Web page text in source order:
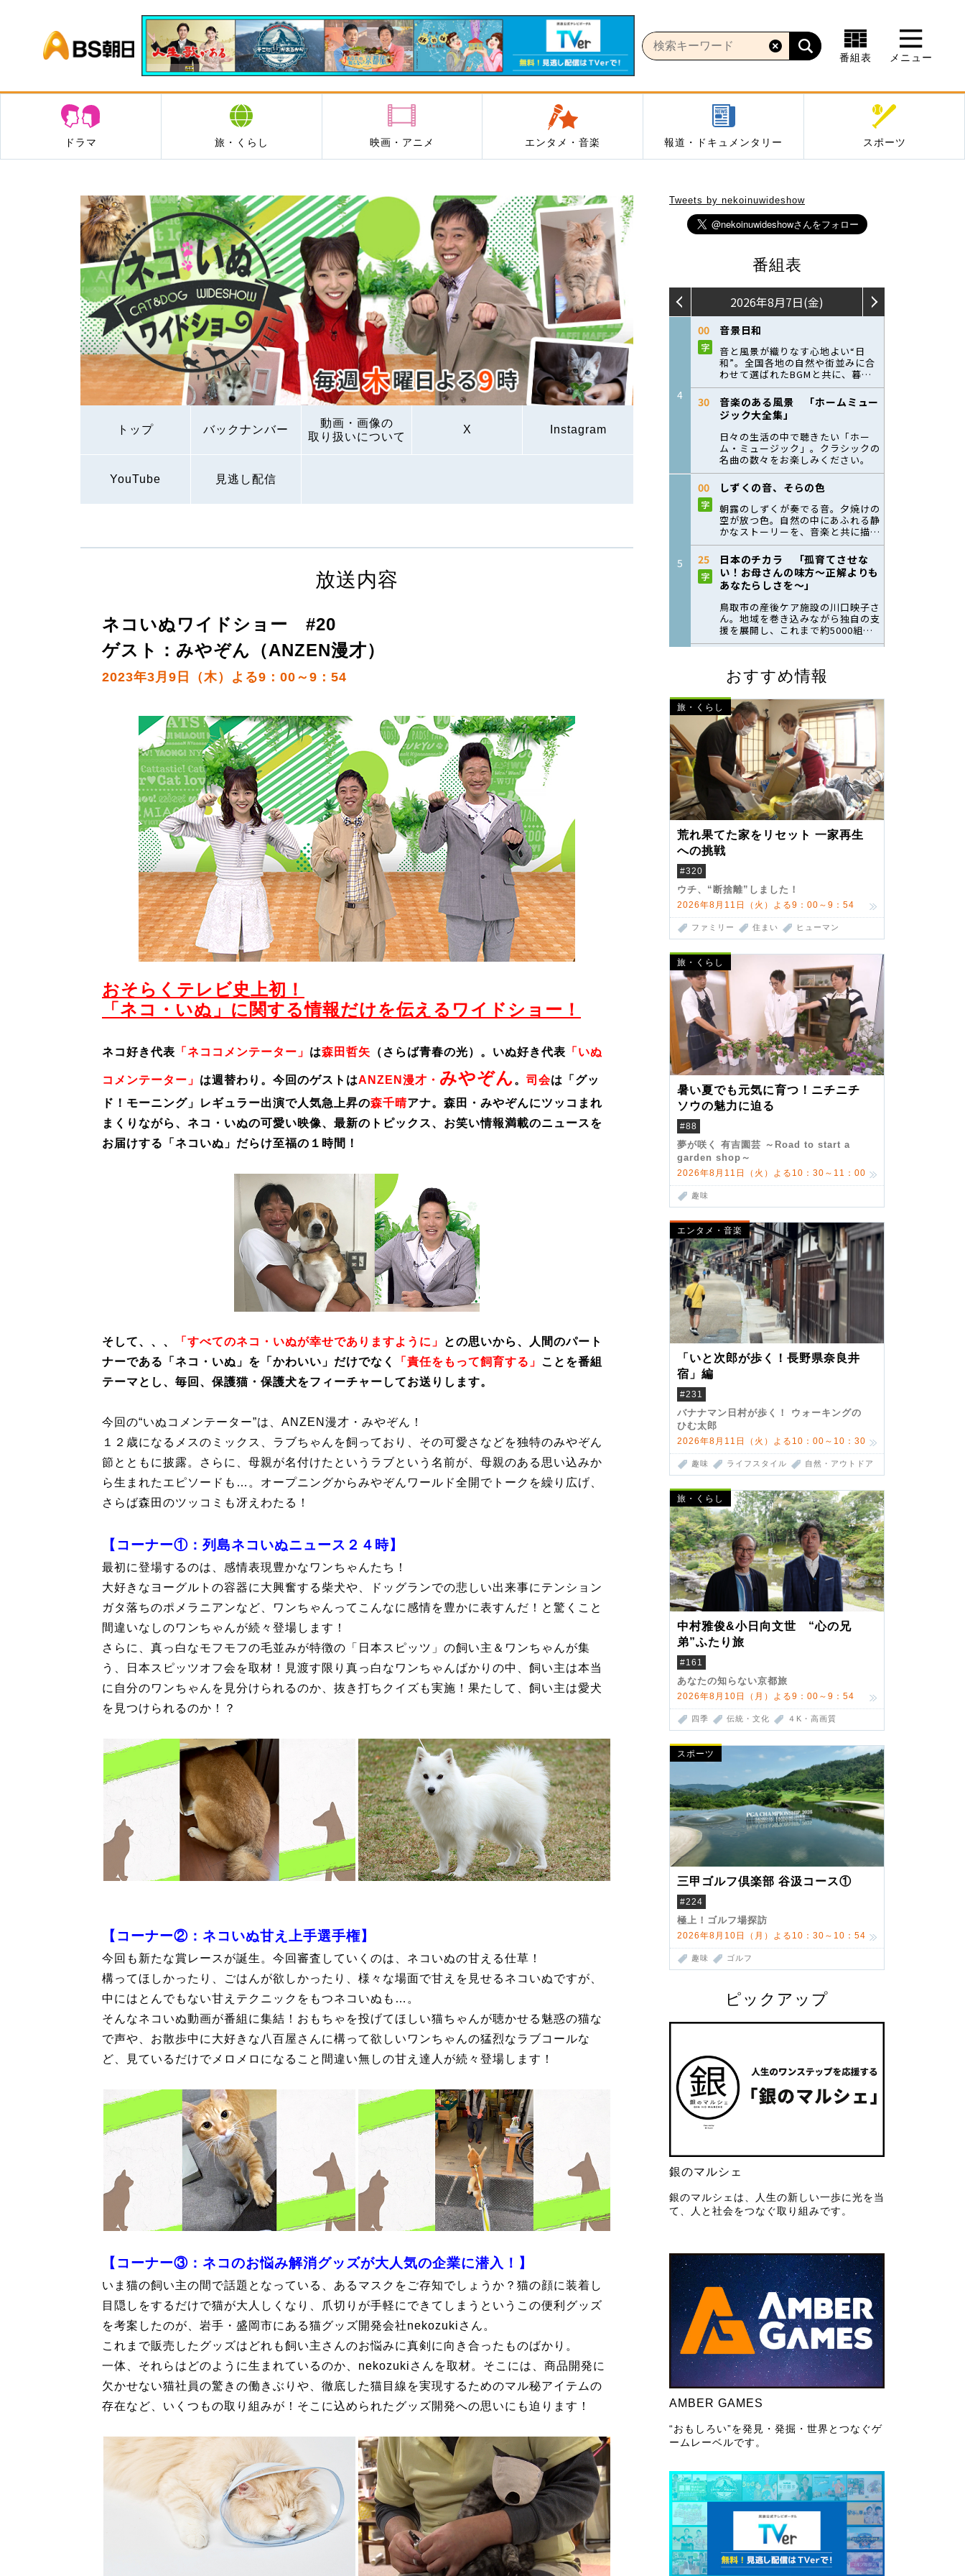
BS朝日
番組表 メニュー
ドラマ 旅・くらし 映画・アニメ エンタメ・音楽 報道・ドキュメンタリー スポーツ
トップ バックナンバー
動画・画像の
取り扱いについて
X Instagram
YouTube 見逃し配信
Tweets by nekoinuwideshow
番組表
おすすめ情報
旅・くらし
荒れ果てた家をリセット 一家再生
への挑戦
#320
ウチ、“断捨離”しました！
2026年8月11日（火）よる9：00～9：54
ファミリー 住まい ヒューマン
旅・くらし
暑い夏でも元気に育つ！ニチニチ
ソウの魅力に迫る
#88
夢が咲く 有吉園芸 ～Road to start a
garden shop～
2026年8月11日（火）よる10：30～11：00
趣味
エンタメ・音楽
「いと次郎が歩く！長野県奈良井
宿」編
#231
バナナマン日村が歩く！ ウォーキングの
ひむ太郎
2026年8月11日（火）よる10：00～10：30
趣味 ライフスタイル 自然・アウトドア
旅・くらし
中村雅俊&小日向文世 “心の兄
弟”ふたり旅
#161
あなたの知らない京都旅
2026年8月10日（月）よる9：00～9：54
四季 伝統・文化 ４K・高画質
スポーツ
三甲ゴルフ倶楽部 谷汲コース①
#224
極上！ゴルフ場探訪
2026年8月10日（月）よる10：30～10：54
趣味 ゴルフ
ピックアップ
銀のマルシェ
銀のマルシェは、人生の新しい一歩に光を当
て、人と社会をつなぐ取り組みです。
AMBER GAMES
“おもしろい”を発見・発掘・世界とつなぐゲ
ームレーベルです。
放送内容
ネコいぬワイドショー #20
ゲスト：みやぞん（ANZEN漫才）
2023年3月9日（木）よる9：00～9：54
おそらくテレビ史上初！
「ネコ・いぬ」に関する情報だけを伝えるワイドショー！
ネコ好き代表 「ネココメンテーター」 は森田哲矢 （さらば青春の光）。いぬ好き代表 「いぬ
コメンテーター」 は週替わり。今回のゲストはANZEN漫才・ みやぞん。 司会は「グッ
ド！モーニング」レギュラー出演で人気急上昇の森千晴アナ。森田・みやぞんにツッコまれ
まくりながら、ネコ・いぬの可愛い映像、最新のトピックス、お笑い情報満載のニュースを
お届けする「ネコいぬ」だらけ至福の１時間！
そして、、、 「すべてのネコ・いぬが幸せでありますように」
との思いから、人間のパート
ナーである「ネコ・いぬ」を「かわいい」だけでなく
「責任をもって飼育する」 ことを番組
テーマとし、毎回、保護猫・保護犬をフィーチャーしてお送りします。
今回の“いぬコメンテーター”は、ANZEN漫才・みやぞん！
１２歳になるメスのミックス、ラブちゃんを飼っており、その可愛さなどを独特のみやぞん
節とともに披露。さらに、母親が名付けたというラブという名前が、母親のある思い込みか
ら生まれたエピソードも…。オープニングからみやぞんワールド全開でトークを繰り広げ、
さらば森田のツッコミも冴えわたる！
【コーナー①：列島ネコいぬニュース２４時】
最初に登場するのは、感情表現豊かなワンちゃんたち！
大好きなヨーグルトの容器に大興奮する柴犬や、ドッグランでの悲しい出来事にテンション
ガタ落ちのポメラニアンなど、ワンちゃんってこんなに感情を豊かに表すんだ！と驚くこと
間違いなしのワンちゃんが続々登場します！
さらに、真っ白なモフモフの毛並みが特徴の「日本スピッツ」の飼い主＆ワンちゃんが集
う、日本スピッツオフ会を取材！見渡す限り真っ白なワンちゃんばかりの中、飼い主は本当
に自分のワンちゃんを見分けられるのか、抜き打ちクイズも実施！果たして、飼い主は愛犬
を見つけられるのか！？
【コーナー②：ネコいぬ甘え上手選手権】
今回も新たな賞レースが誕生。今回審査していくのは、ネコいぬの甘える仕草！
構ってほしかったり、ごはんが欲しかったり、様々な場面で甘えを見せるネコいぬですが、
中にはとんでもない甘えテクニックをもつネコいぬも…。
そんなネコいぬ動画が番組に集結！おもちゃを投げてほしい猫ちゃんが聴かせる魅惑の猫な
で声や、お散歩中に大好きな八百屋さんに構って欲しいワンちゃんの猛烈なラブコールな
ど、見ているだけでメロメロになること間違い無しの甘え達人が続々登場します！
【コーナー③：ネコのお悩み解消グッズが大人気の企業に潜入！】
いま猫の飼い主の間で話題となっている、あるマスクをご存知でしょうか？猫の顔に装着し
目隠しをするだけで猫が大人しくなり、爪切りが手軽にできてしまうというこの便利グッズ
を考案したのが、岩手・盛岡市にある猫グッズ開発会社nekozukiさん。
これまで販売したグッズはどれも飼い主さんのお悩みに真剣に向き合ったものばかり。
一体、それらはどのように生まれているのか、nekozukiさんを取材。そこには、商品開発に
欠かせない猫社員の驚きの働きぶりや、徹底した猫目線を実現するためのマル秘アイテムの
存在など、いくつもの取り組みが！そこに込められたグッズ開発への思いにも迫ります！